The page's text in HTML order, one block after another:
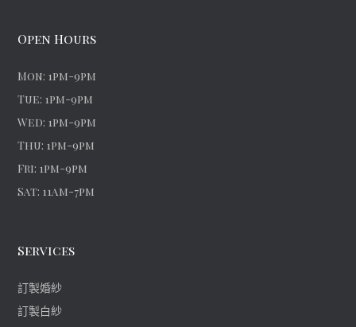
Open Hours
Mon: 1pm-9pm
Tue: 1pm-9pm
Wed: 1pm-9pm
Thu: 1pm-9pm
Fri: 1pm-9pm
Sat: 11am-7pm
Services
訂製婚紗
訂製白紗